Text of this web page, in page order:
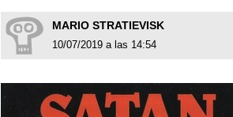
MARIO STRATIEVISK
10/07/2019 a las 14:54